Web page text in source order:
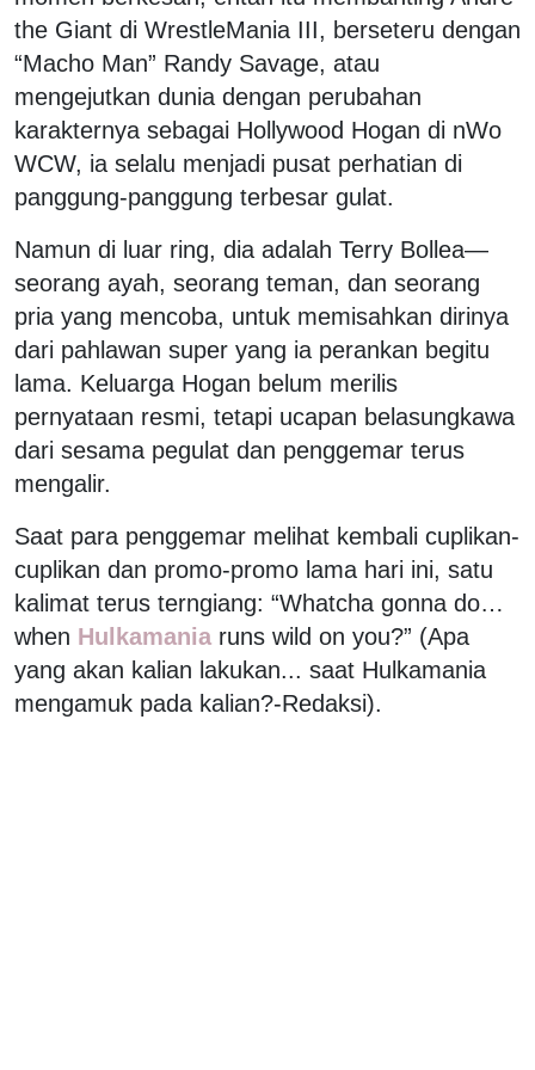
the Giant di WrestleMania III, berseteru dengan
“Macho Man” Randy Savage, atau
mengejutkan dunia dengan perubahan
karakternya sebagai Hollywood Hogan di nWo
WCW, ia selalu menjadi pusat perhatian di
panggung-panggung terbesar gulat.
Namun di luar ring, dia adalah Terry Bollea—
seorang ayah, seorang teman, dan seorang
pria yang mencoba, untuk memisahkan dirinya
dari pahlawan super yang ia perankan begitu
lama. Keluarga Hogan belum merilis
pernyataan resmi, tetapi ucapan belasungkawa
dari sesama pegulat dan penggemar terus
mengalir.
Saat para penggemar melihat kembali cuplikan-
cuplikan dan promo-promo lama hari ini, satu
kalimat terus terngiang: “Whatcha gonna do…
when Hulkamania runs wild on you?” (Apa
yang akan kalian lakukan... saat Hulkamania
mengamuk pada kalian?-Redaksi).